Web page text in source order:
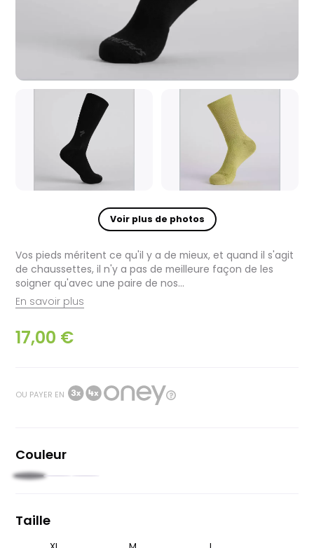
Voir plus de photos
Vos pieds méritent ce qu'il y a de mieux, et quand il s'agit
de chaussettes, il n'y a pas de meilleure façon de les
soigner qu'avec une paire de nos...
En savoir plus
17,00 €
OU PAYER EN
Couleur
Noir Jaune
Taille